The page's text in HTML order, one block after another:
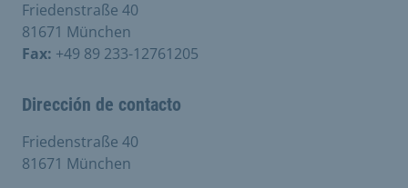
Friedenstraße 40
81671 München
Fax: +49 89 233-12761205
Dirección de contacto
Friedenstraße 40
81671 München